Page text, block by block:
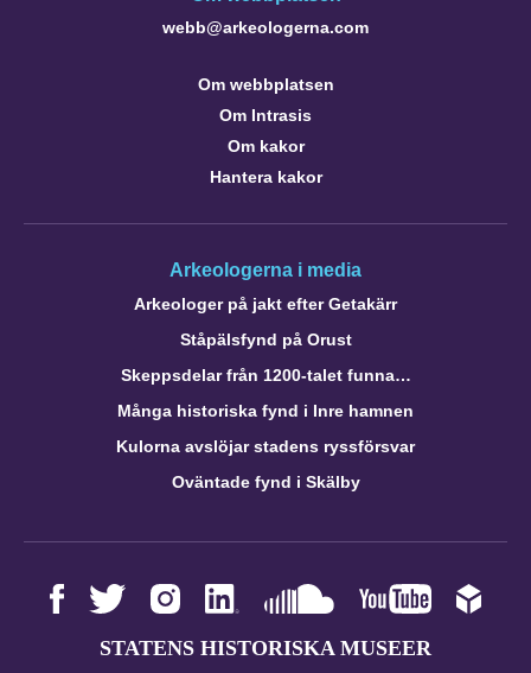
webb@arkeologerna.com
Om webbplatsen
Om Intrasis
Om kakor
Hantera kakor
Arkeologerna i media
Arkeologer på jakt efter Getakärr
Ståpälsfynd på Orust
Skeppsdelar från 1200-talet funna…
Många historiska fynd i Inre hamnen
Kulorna avslöjar stadens ryssförsvar
Oväntade fynd i Skälby
STATENS HISTORISKA MUSEER